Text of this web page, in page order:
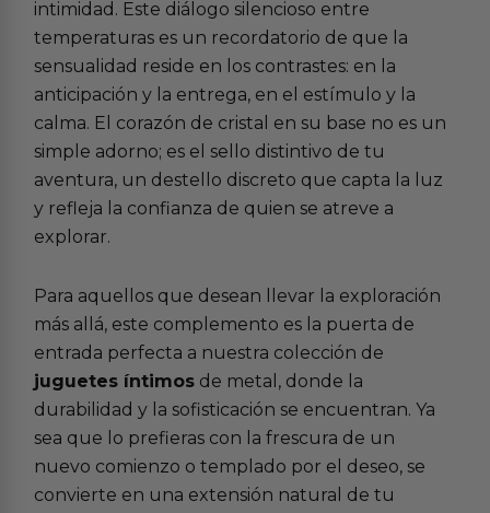
intimidad. Este diálogo silencioso entre
temperaturas es un recordatorio de que la
sensualidad reside en los contrastes: en la
anticipación y la entrega, en el estímulo y la
calma. El corazón de cristal en su base no es un
simple adorno; es el sello distintivo de tu
aventura, un destello discreto que capta la luz
y refleja la confianza de quien se atreve a
explorar.
Para aquellos que desean llevar la exploración
más allá, este complemento es la puerta de
entrada perfecta a nuestra colección de
juguetes íntimos de metal, donde la
durabilidad y la sofisticación se encuentran. Ya
sea que lo prefieras con la frescura de un
nuevo comienzo o templado por el deseo, se
convierte en una extensión natural de tu